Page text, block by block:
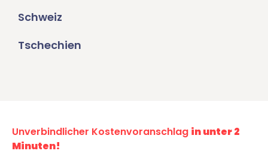
Schweiz
Tschechien
Unverbindlicher Kostenvoranschlag in unter 2
Minuten!